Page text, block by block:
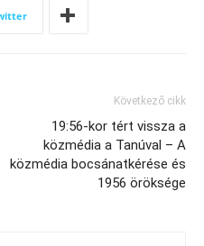
Következő cikk
19:56-kor tért vissza a
közmédia a Tanúval – A
közmédia bocsánatkérése és
1956 öröksége